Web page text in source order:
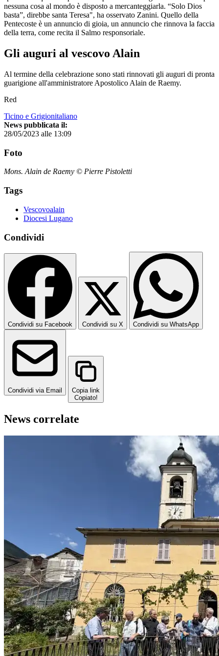
nessuna cosa al mondo è disposto a mercanteggiarla. “Solo Dios
basta”, direbbe santa Teresa", ha osservato Zanini. Quello della
Pentecoste è un annuncio di gioia, un annuncio che rinnova la faccia
della terra, come recita il Salmo responsoriale.
Gli auguri al vescovo Alain
Al termine della celebrazione sono stati rinnovati gli auguri di pronta
guarigione all'amministratore Apostolico Alain de Raemy.
Red
Ticino e Grigionitaliano
News pubblicata il:
28/05/2023 alle 13:09
Foto
Mons. Alain de Raemy © Pierre Pistoletti
Tags
Vescovoalain
Diocesi Lugano
Condividi
Condividi su Facebook Condividi su X Condividi su WhatsApp
Condividi via Email
Copia link
Copiato!
News correlate